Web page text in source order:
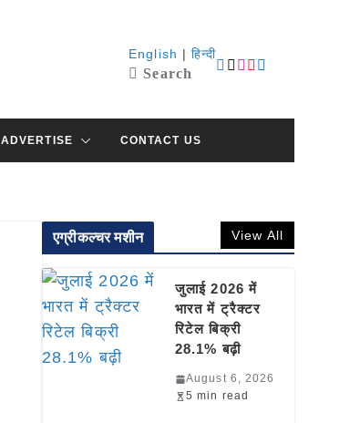
English | हिन्दी
Search
ADVERTISE CONTACT US
एग्रीकल्चर मशीन View All
जुलाई 2026 में
भारत में ट्रैक्टर
रिटेल बिक्री
28.1% बढ़ी
August 6, 2026
5 min read